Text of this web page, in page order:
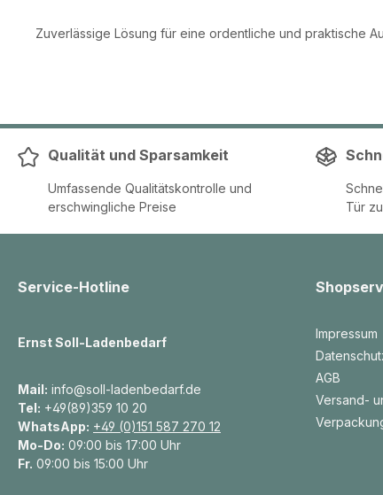
Zuverlässige Lösung für eine ordentliche und praktische
Qualität und Sparsamkeit
Umfassende Qualitätskontrolle und
erschwingliche Preise
Tür
Service-Hotline
Ernst Soll-Ladenbedarf
Mail: info@soll-ladenbedarf.de
Tel: +49(89)359 10 20
WhatsApp: +49 (0)151 587 270 12
Mo-Do: 09:00 bis 17:00 Uhr
Fr. 09:00 bis 15:00 Uhr
Impressum
AGB
Versand-